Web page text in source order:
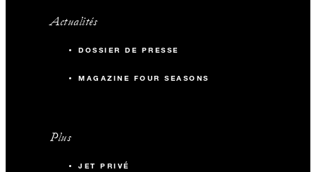
Actualités
DOSSIER DE PRESSE
MAGAZINE FOUR SEASONS
Plus
JET PRIVÉ